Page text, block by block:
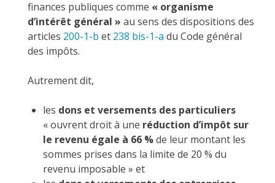
finances publiques comme « organisme
d’intérêt général » au sens des dispositions des
articles 200-1-b et 238 bis-1-a du Code général
des impôts.
Autrement dit,
les dons et versements des particuliers
« ouvrent droit à une réduction d’impôt sur
le revenu égale à 66 %de leur montant les
sommes prises dans la limite de 20 % du
revenu imposable » et